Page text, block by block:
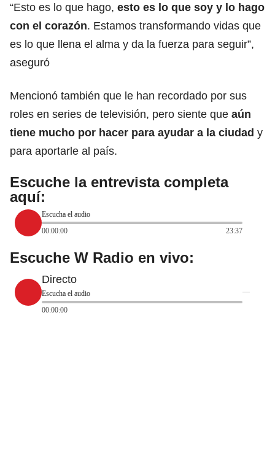
“Esto es lo que hago, esto es lo que soy y lo hago
con el corazón. Estamos transformando vidas que
es lo que llena el alma y da la fuerza para seguir”,
aseguró
Mencionó también que le han recordado por sus
roles en series de televisión, pero siente que aún
tiene mucho por hacer para ayudar a la ciudad y
para aportarle al país.
Escuche la entrevista completa
aquí:
Escucha el audio
00:00:00
23:37
Escuche W Radio en vivo:
Directo
Escucha el audio
00:00:00